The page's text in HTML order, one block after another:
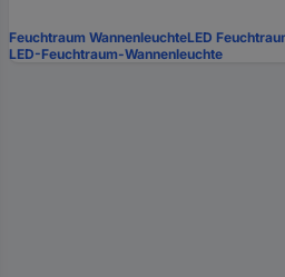
Feuchtraum WannenleuchteLED
LED-Feuchtraum-Wannenleuchte